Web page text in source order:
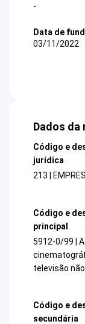
-
Data de
03/11/2022
Dados da
Código e
jurídica
213 |
Código e
principal
5912-0/99 |
televisão
Código e
secundária